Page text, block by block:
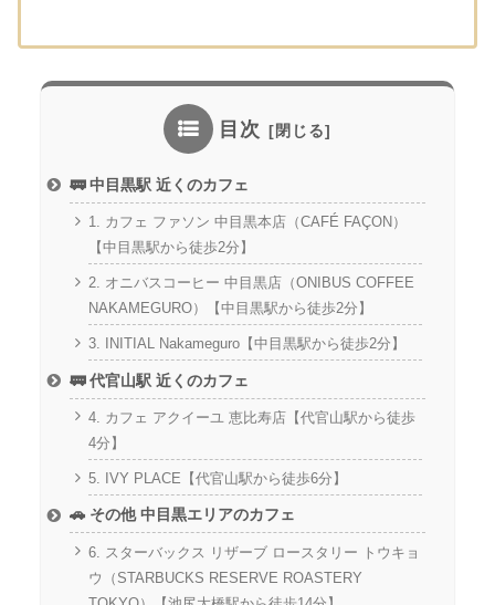
目次
🚃 中目黒駅 近くのカフェ
1. カフェ ファソン 中目黒本店（CAFÉ FAÇON）
【中目黒駅から徒歩2分】
2. オニバスコーヒー 中目黒店（ONIBUS COFFEE
NAKAMEGURO）【中目黒駅から徒歩2分】
3. INITIAL Nakameguro【中目黒駅から徒歩2分】
🚃 代官山駅 近くのカフェ
4. カフェ アクイーユ 恵比寿店【代官山駅から徒歩
4分】
5. IVY PLACE【代官山駅から徒歩6分】
🚗 その他 中目黒エリアのカフェ
6. スターバックス リザーブ ロースタリー トウキョ
ウ（STARBUCKS RESERVE ROASTERY